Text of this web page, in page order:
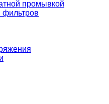
промывкой
фильтров